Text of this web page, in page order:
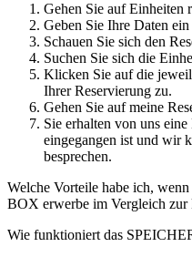
Gehen Sie auf Einheiten
Geben Sie Ihre Daten ein
Schauen Sie sich den
Suchen Sie sich die
Klicken Sie auf die
Ihrer Reservierung zu.
Gehen Sie auf meine
Sie erhalten von uns
eingegangen ist und wir
besprechen.
Welche Vorteile habe ich,
BOX erwerbe im Vergleich zur
Wie funktioniert das